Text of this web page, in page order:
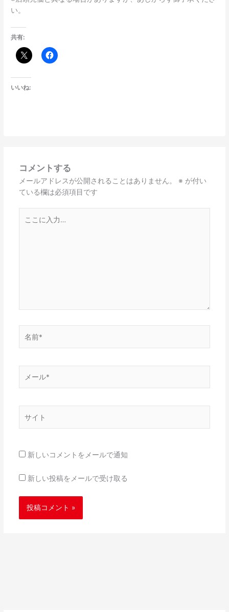
い。
共有:
いいね:
コメントする
メールアドレスが公開されることはありません。 ※ が付い
ている欄は必須項目です
前
ー
*
新しいコメントをメールで通知
新しい投稿をメールで受け取る